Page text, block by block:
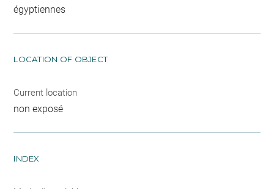
égyptiennes
LOCATION OF OBJECT
Current location
non exposé
INDEX